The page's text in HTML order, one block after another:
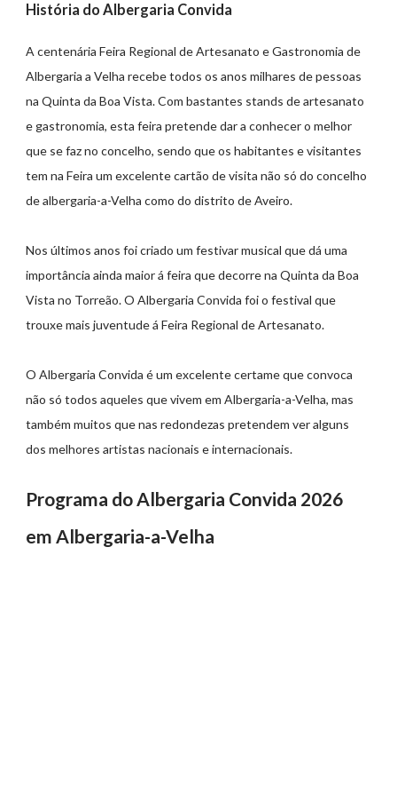
História do Albergaria Convida
A centenária Feira Regional de Artesanato e Gastronomia de
Albergaria a Velha recebe todos os anos milhares de pessoas
na Quinta da Boa Vista. Com bastantes stands de artesanato
e gastronomia, esta feira pretende dar a conhecer o melhor
que se faz no concelho, sendo que os habitantes e visitantes
tem na Feira um excelente cartão de visita não só do concelho
de albergaria-a-Velha como do distrito de Aveiro.
Nos últimos anos foi criado um festivar musical que dá uma
importância ainda maior á feira que decorre na Quinta da Boa
Vista no Torreão. O Albergaria Convida foi o festival que
trouxe mais juventude á Feira Regional de Artesanato.
O Albergaria Convida é um excelente certame que convoca
não só todos aqueles que vivem em Albergaria-a-Velha, mas
também muitos que nas redondezas pretendem ver alguns
dos melhores artistas nacionais e internacionais.
Programa do Albergaria Convida 2026
em Albergaria-a-Velha